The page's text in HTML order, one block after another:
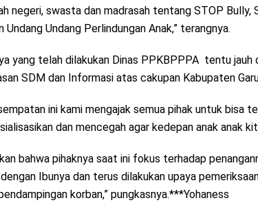
negeri, swasta dan madrasah tentang STOP Bully,
Undang Undang Perlindungan Anak,” terangnya.
yang telah dilakukan Dinas PPKBPPPA tentu jauh
SDM dan Informasi atas cakupan Kabupaten
ini kami mengajak semua pihak untuk bisa
dan mencegah agar kedepan anak anak
bahwa pihaknya saat ini fokus terhadap
Ibunya dan terus dilakukan upaya
korban,” pungkasnya.***Yohaness